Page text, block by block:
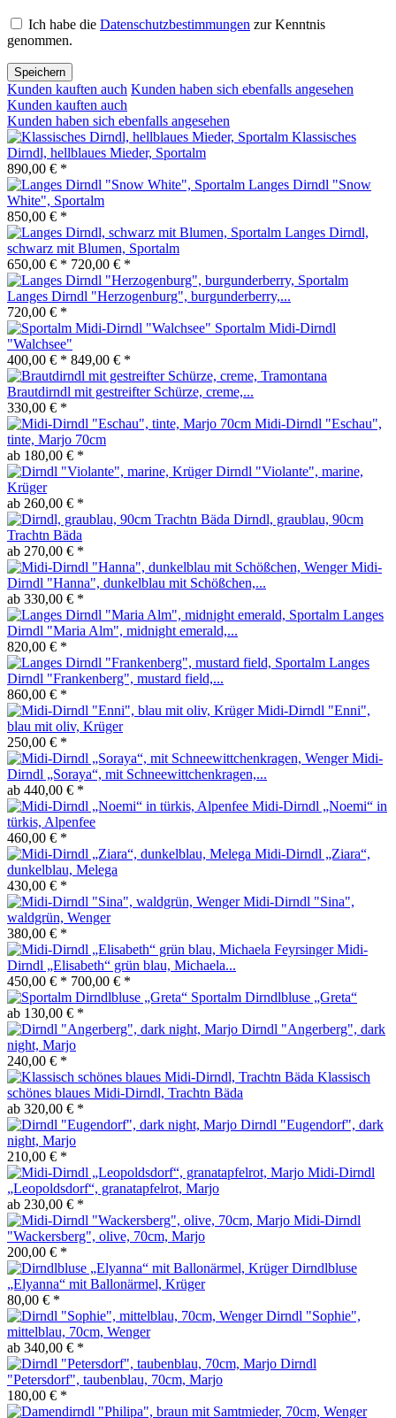
Ich habe die Datenschutzbestimmungen zur Kenntnis
genommen.
Speichern
Kunden kauften auch Kunden haben sich ebenfalls angesehen
Kunden kauften auch
Kunden haben sich ebenfalls angesehen
Klassisches
Dirndl, hellblaues Mieder, Sportalm
890,00 € *
Langes Dirndl "Snow
White", Sportalm
850,00 € *
Langes Dirndl,
schwarz mit Blumen, Sportalm
650,00 € * 720,00 € *
Langes Dirndl "Herzogenburg", burgunderberry,...
720,00 € *
Sportalm Midi-Dirndl
"Walchsee"
400,00 € * 849,00 € *
Brautdirndl mit gestreifter Schürze, creme,...
330,00 € *
Midi-Dirndl "Eschau",
tinte, Marjo 70cm
ab 180,00 € *
Dirndl "Violante", marine,
Krüger
ab 260,00 € *
Dirndl, graublau, 90cm
Trachtn Bäda
ab 270,00 € *
Midi-
Dirndl "Hanna", dunkelblau mit Schößchen,...
ab 330,00 € *
Langes
Dirndl "Maria Alm", midnight emerald,...
820,00 € *
Langes
Dirndl "Frankenberg", mustard field,...
860,00 € *
Midi-Dirndl "Enni",
blau mit oliv, Krüger
250,00 € *
Midi-
Dirndl „Soraya“, mit Schneewittchenkragen,...
ab 440,00 € *
Midi-Dirndl „Noemi“ in
türkis, Alpenfee
460,00 € *
Midi-Dirndl „Ziara“,
dunkelblau, Melega
430,00 € *
Midi-Dirndl "Sina",
waldgrün, Wenger
380,00 € *
Midi-
Dirndl „Elisabeth“ grün blau, Michaela...
450,00 € * 700,00 € *
Sportalm Dirndlbluse „Greta“
ab 130,00 € *
Dirndl "Angerberg", dark
night, Marjo
240,00 € *
Klassisch
schönes blaues Midi-Dirndl, Trachtn Bäda
ab 320,00 € *
Dirndl "Eugendorf", dark
night, Marjo
210,00 € *
Midi-Dirndl
„Leopoldsdorf“, granatapfelrot, Marjo
ab 230,00 € *
Midi-Dirndl
"Wackersberg", olive, 70cm, Marjo
200,00 € *
Dirndlbluse
„Elyanna“ mit Ballonärmel, Krüger
80,00 € *
Dirndl "Sophie",
mittelblau, 70cm, Wenger
ab 340,00 € *
Dirndl
"Petersdorf", taubenblau, 70cm, Marjo
180,00 € *